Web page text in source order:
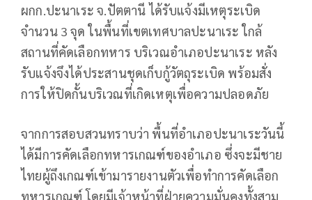
ผกก.ปะนาเระ จ.ปัตตานี ได้รับแจ้งมีเหตุระเบิด
จำนวน 3 จุด ในพื้นที่เขตเทศบาลปะนาเระ ใกล้
สถานที่คัดเลือกทหาร บริเวณอำเภอปะนาเระ หลัง
รับแจ้งจึงได้ประสานชุดเก็บกู้วัตถุระเบิด พร้อมสั่ง
การให้ปิดกั้นบริเวณที่เกิดเหตุเพื่อความปลอดภัย
จากการสอบสวนทราบว่า พื้นที่อำเภอปะนาเระวันนี้
ได้มีการคัดเลือกทหารเกณฑ์ของอำเภอ ซึ่งจะมีชาย
ไทยผู้ถึงเกณฑ์เข้ามารายงานตัวเพื่อทำการคัดเลือก
ทหารเกณฑ์ โดยมีเจ้าหน้าที่ฝ่ายความมั่นคงทั้งสาม